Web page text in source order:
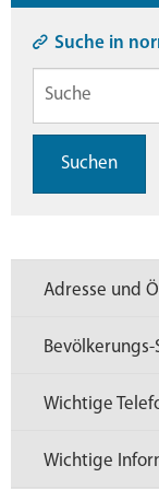
Suche in
Suchen
Adresse und
Wichtige
Wichtige